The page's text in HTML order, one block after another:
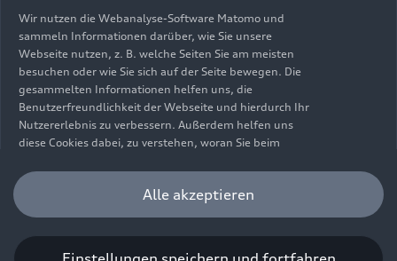
EN
Die Angaben zu Kraftstoffverbrauch, Stromverbrauch, CO₂-
Emissionen und elektrischer Reichweite wurden nach dem
gesetzlich vorgeschriebenen Messverfahren „Worldwide
Harmonized Light Vehicles Test Procedure“ (WLTP) gemäß
Verordnung (EG) 715/2007 ermittelt. Zusatzausstattungen und
Zubehör (Anbauteile, Reifenformat usw.) können relevante
Aerodynamik verändern und neben Witterungs- und
Verkehrsbedingungen sowie dem individuellen Fahrverhalten den
Wir nutzen die Webanalyse-Software Matomo und
sammeln Informationen darüber, wie Sie unsere
Webseite nutzen, z. B. welche Seiten Sie am meisten
besuchen oder wie Sie sich auf der Seite bewegen. Die
gesammelten Informationen helfen uns, die
Benutzerfreundlichkeit der Webseite und hierdurch Ihr
Nutzererlebnis zu verbessern. Außerdem helfen uns
diese Cookies dabei, zu verstehen, woran Sie beim
unser Angebot optimieren können. Bitte beachten Sie,
dass Sie Ihre Einwilligung bezüglich der Platzierung von
Performance Cookies jederzeit widerrufen können.
Alle akzeptieren